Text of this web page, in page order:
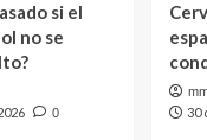
si el
no se
0 30